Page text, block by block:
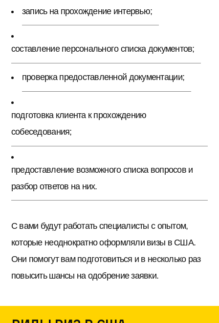
запись на прохождение интервью;
составление персонального списка документов;
проверка предоставленной документации;
подготовка клиента к прохождению
собеседования;
предоставление возможного списка вопросов и
разбор ответов на них.
С вами будут работать специалисты с опытом,
которые неоднократно оформляли визы в США.
Они помогут вам подготовиться и в несколько раз
повысить шансы на одобрение заявки.